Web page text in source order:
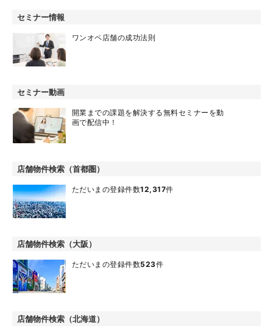
セミナー情報
ワンオペ店舗の成功法則
セミナー動画
開業までの課題を解決する無料セミナーを動
画で配信中！
店舗物件検索（首都圏）
ただいまの登録件数12,317件
店舗物件検索（大阪）
ただいまの登録件数523件
店舗物件検索（北海道）